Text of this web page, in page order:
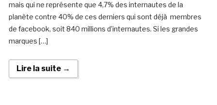
mais qui ne représente que 4,7% des internautes de la
planète contre 40% de ces derniers qui sont déjà membres
de facebook, soit 840 millions d’internautes. Si les grandes
marques […]
Lire la suite →